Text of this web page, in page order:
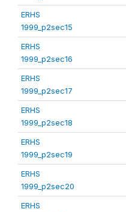
ERHS
1999_p2sec15
ERHS
1999_p2sec16
ERHS
1999_p2sec17
ERHS
1999_p2sec18
ERHS
1999_p2sec19
ERHS
1999_p2sec20
ERHS